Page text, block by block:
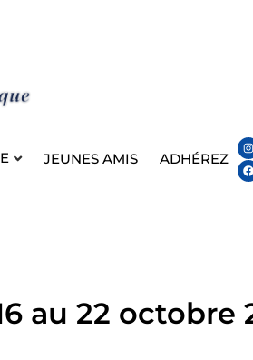
JEUNES AMIS ADHÉREZ
au 22 octobre